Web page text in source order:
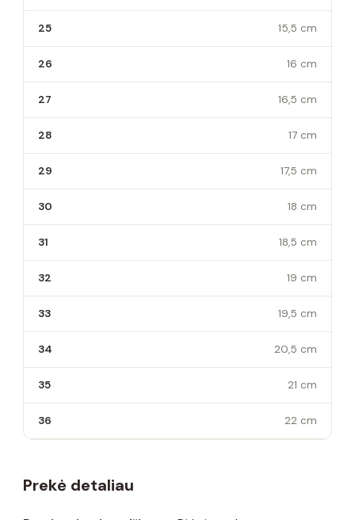
25 15,5 cm
26 16 cm
27 16,5 cm
28 17 cm
29 17,5 cm
30 18 cm
31 18,5 cm
32 19 cm
33 19,5 cm
34 20,5 cm
35 21 cm
36 22 cm
Prekė detaliau